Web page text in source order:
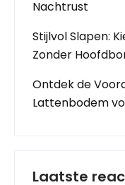
Nachtrust
Stijlvol Slapen:
Zonder
Ontdek de
Lattenbodem
Laatste